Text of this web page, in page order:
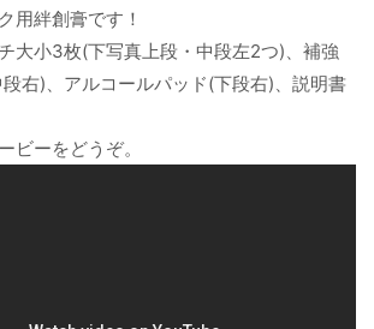
用絆創膏です！
大小3枚(下写真上段・中段左2つ)、補強
右)、アルコールパッド(下段右)、説明書
ビーをどうぞ。